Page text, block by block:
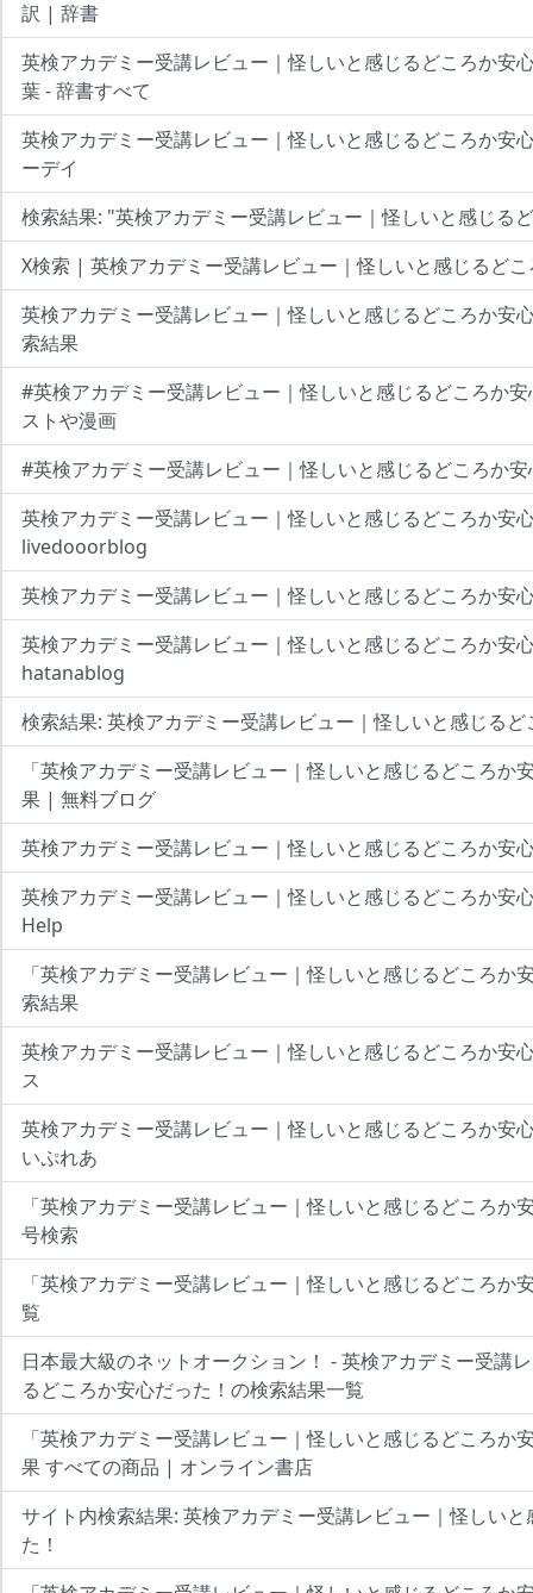
訳 | 辞書
英検アカデミー受講レビュー｜怪しいと感じるどころか安
葉 - 辞書すべて
英検アカデミー受講レビュー｜怪しいと感じるどころか安
ーデイ
検索結果: "英検アカデミー受講レビュー｜怪しいと感じる
X検索 | 英検アカデミー受講レビュー｜怪しいと感じるど
英検アカデミー受講レビュー｜怪しいと感じるどころか安
索結果
#英検アカデミー受講レビュー｜怪しいと感じるどころか
ストや漫画
#英検アカデミー受講レビュー｜怪しいと感じるどころか
英検アカデミー受講レビュー｜怪しいと感じるどころか安
livedooorblog
英検アカデミー受講レビュー｜怪しいと感じるどころか安
英検アカデミー受講レビュー｜怪しいと感じるどころか安
hatanablog
検索結果: 英検アカデミー受講レビュー｜怪しいと感じる
「英検アカデミー受講レビュー｜怪しいと感じるどころか
果 | 無料ブログ
英検アカデミー受講レビュー｜怪しいと感じるどころか安
英検アカデミー受講レビュー｜怪しいと感じるどころか安
Help
「英検アカデミー受講レビュー｜怪しいと感じるどころか
索結果
英検アカデミー受講レビュー｜怪しいと感じるどころか安
ス
英検アカデミー受講レビュー｜怪しいと感じるどころか安
いぷれあ
「英検アカデミー受講レビュー｜怪しいと感じるどころか
号検索
「英検アカデミー受講レビュー｜怪しいと感じるどころか
覧
日本最大級のネットオークション！ - 英検アカデミー受講
るどころか安心だった！の検索結果一覧
「英検アカデミー受講レビュー｜怪しいと感じるどころか
果 すべての商品 | オンライン書店
サイト内検索結果: 英検アカデミー受講レビュー｜怪しい
た！